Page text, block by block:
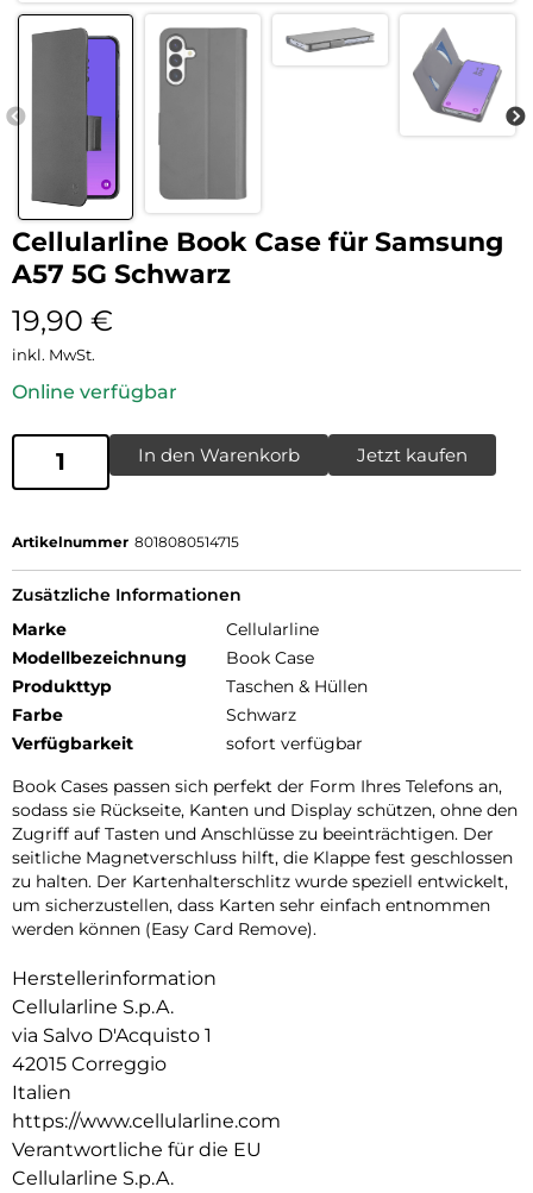
Cellularline Book Case für Samsung
A57 5G Schwarz
19,90 €
inkl. MwSt.
Online verfügbar
In den Warenkorb Jetzt kaufen
Artikelnummer 8018080514715
Zusätzliche Informationen
Marke
Cellularline
Modellbezeichnung
Book Case
Produkttyp
Taschen & Hüllen
Farbe
Schwarz
Verfügbarkeit
sofort verfügbar
Book Cases passen sich perfekt der Form Ihres Telefons an,
sodass sie Rückseite, Kanten und Display schützen, ohne den
Zugriff auf Tasten und Anschlüsse zu beeinträchtigen. Der
seitliche Magnetverschluss hilft, die Klappe fest geschlossen
zu halten. Der Kartenhalterschlitz wurde speziell entwickelt,
um sicherzustellen, dass Karten sehr einfach entnommen
werden können (Easy Card Remove).
Herstellerinformation
Cellularline S.p.A.
via Salvo D'Acquisto 1
42015 Correggio
Italien
https://www.cellularline.com
Verantwortliche für die EU
Cellularline S.p.A.